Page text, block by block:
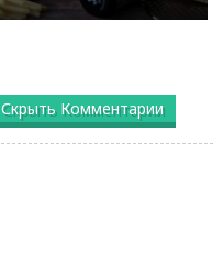
Скрыть Комментарии